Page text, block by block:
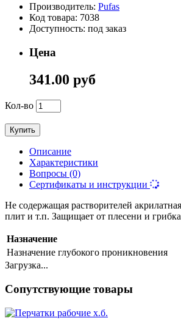
Производитель: Pufas
Код товара: 7038
Доступность: под заказ
Цена
341.00 руб
Кол-во
Купить
Описание
Характеристики
Вопросы (0)
Сертификаты и инструкции
Не содержащая растворителей
плит и т.п. Защищает от плесени и
Назначение
Назначение глубокого проникновения
Загрузка...
Сопутствующие товары